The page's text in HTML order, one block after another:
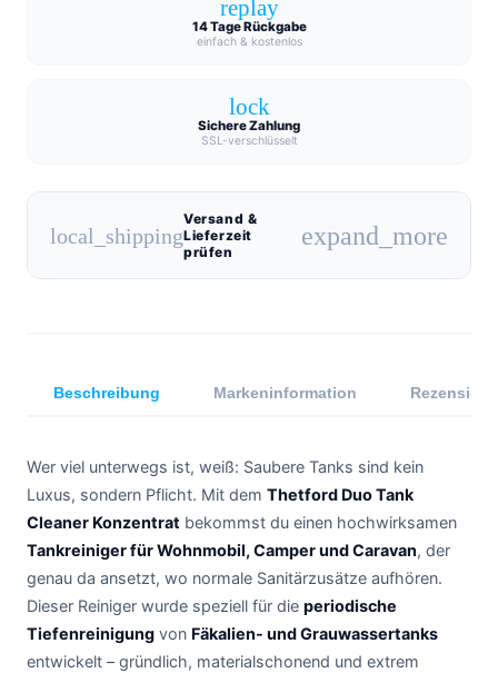
replay
14 Tage Rückgabe
einfach & kostenlos
lock
Sichere Zahlung
SSL-verschlüsselt
local_shipping
Versand &
Lieferzeit
prüfen
expand_more
Beschreibung Markeninformation
Wer viel unterwegs ist, weiß: Saubere Tanks sind kein
Luxus, sondern Pflicht. Mit dem Thetford Duo Tank
Cleaner Konzentrat bekommst du einen hochwirksamen
Tankreiniger für Wohnmobil, Camper und Caravan, der
genau da ansetzt, wo normale Sanitärzusätze aufhören.
Dieser Reiniger wurde speziell für die periodische
Tiefenreinigung von Fäkalien- und Grauwassertanks
entwickelt – gründlich, materialschonend und extrem